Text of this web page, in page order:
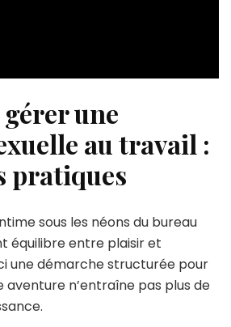
une
au travail :
pratiques
sous les néons du bureau
équilibre entre plaisir et
une démarche structurée pour
aventure n’entraîne pas plus de